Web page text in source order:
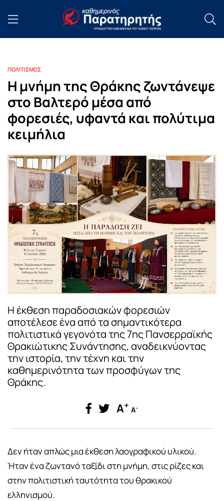
ΠΟΛΙΤΙΣΜΟΣ
Η μνήμη της Θράκης ζωντάνεψε
στο Βαλτερό μέσα από
φορεσιές, υφαντά και πολύτιμα
κειμήλια
Η έκθεση παραδοσιακών φορεσιών
αποτέλεσε ένα από τα σημαντικότερα
πολιτιστικά γεγονότα της 7ης Πανσερραϊκής
Θρακιώτικης Συνάντησης, αναδεικνύοντας
την ιστορία, την τέχνη και την
καθημερινότητα των προσφύγων της
Θράκης.
A+ A-
Δεν ήταν απλώς μια έκθεση λαογραφικού υλικού.
Ήταν ένα ζωντανό ταξίδι στη μνήμη, στις ρίζες και
στην πολιτιστική ταυτότητα του θρακικού
ελληνισμού.